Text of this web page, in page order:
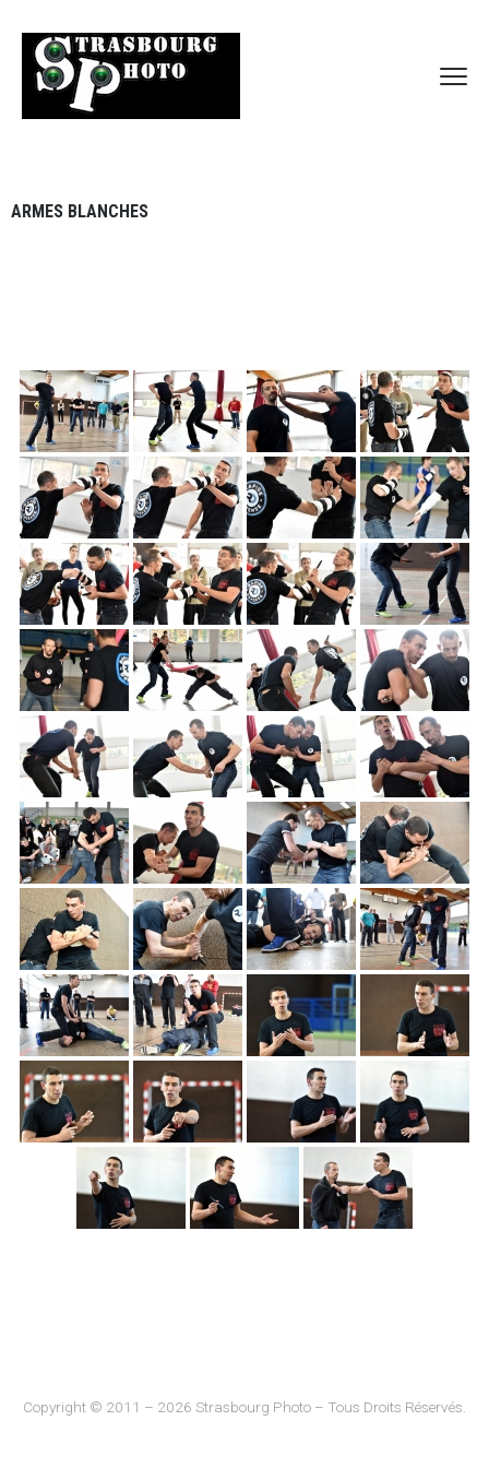
ARMES BLANCHES
Copyright © 2011 – 2026 Strasbourg Photo – Tous Droits Réservés.